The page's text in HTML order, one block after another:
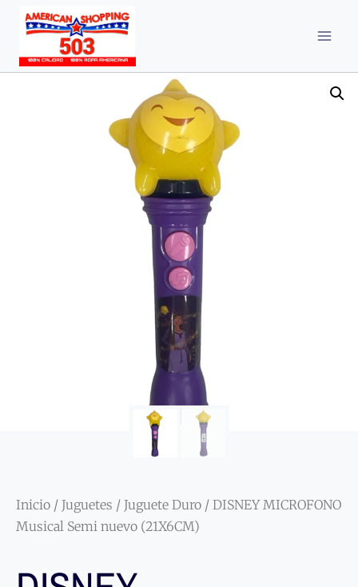
Inicio / Juguetes / Juguete Duro / DISNEY MICROFONO
Musical Semi nuevo (21X6CM)